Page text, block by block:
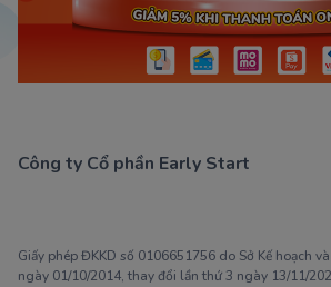
Công ty Cổ phần Early Start
Giấy phép ĐKKD số 0106651756 do Sở Kế hoạch
ngày 01/10/2014, thay đổi lần thứ 3 ngày 13/11/